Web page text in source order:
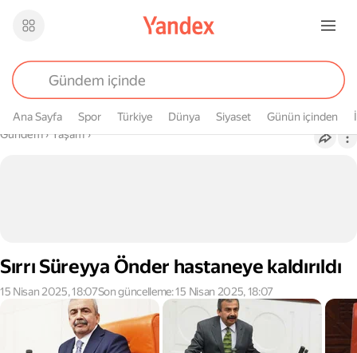
Ana Sayfa Spor Türkiye Dünya Siyaset Günün içinden
Buradasın
Gündem› Yaşam›
Sırrı Süreyya Önder hastaneye kaldırıldı
15 Nisan 2025, 18:07Son güncelleme: 15 Nisan 2025, 18:07